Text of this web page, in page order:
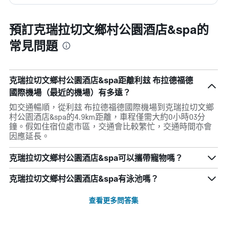
預訂克瑞拉切文鄉村公園酒店&spa的
常見問題
克瑞拉切文鄉村公園酒店&spa距離利玆 布拉德福德
國際機場（最近的機場）有多遠？
如交通暢順，從利玆 布拉德福德國際機場到克瑞拉切文鄉
村公園酒店&spa的4.9km距離，車程僅需大約0小時03分
鐘。假如住宿位處市區，交通會比較繁忙，交通時間亦會
因應延長。
克瑞拉切文鄉村公園酒店&spa可以攜帶寵物嗎？
克瑞拉切文鄉村公園酒店&spa有泳池嗎？
查看更多問答集